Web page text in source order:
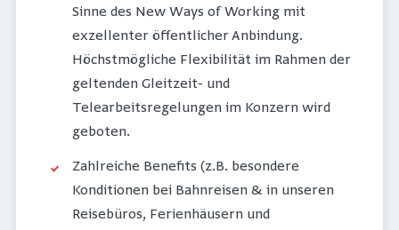
Sinne des New Ways of Working mit
exzellenter öffentlicher Anbindung.
Höchstmögliche Flexibilität im Rahmen der
geltenden Gleitzeit- und
Telearbeitsregelungen im Konzern wird
geboten.
Zahlreiche Benefits (z.B. besondere
Konditionen bei Bahnreisen & in unseren
Reisebüros, Ferienhäusern und